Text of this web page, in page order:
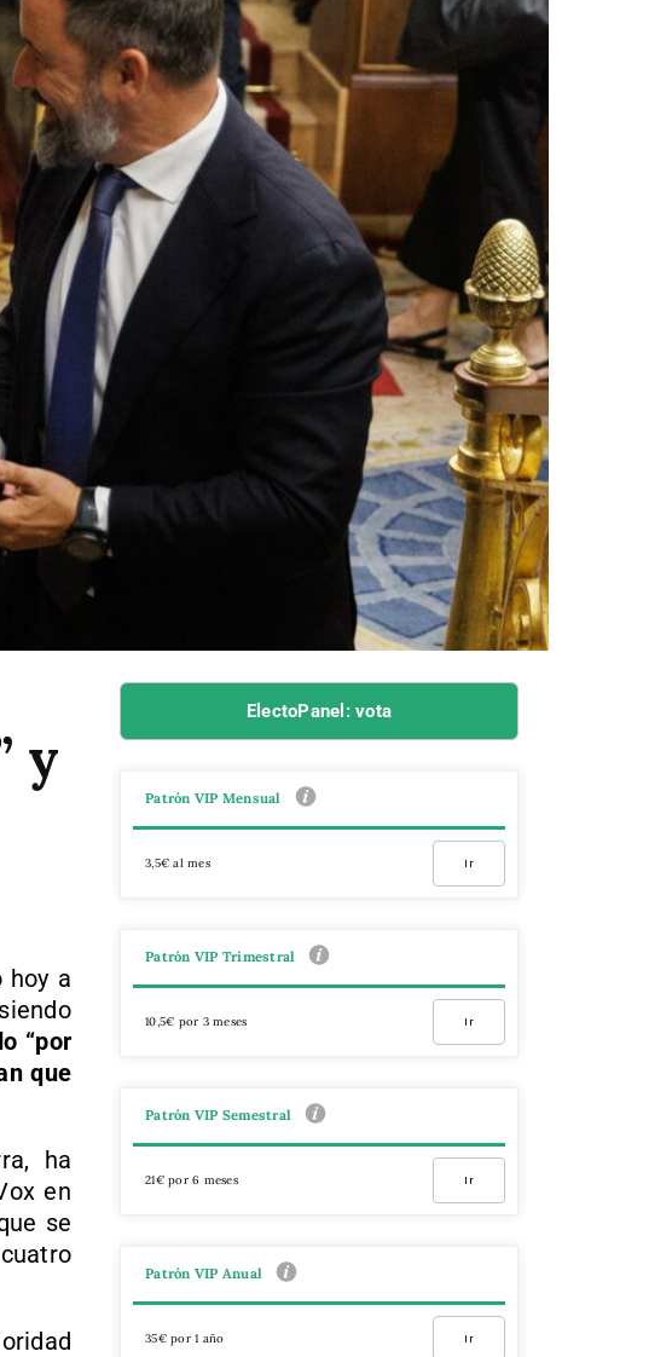
y
hoy a
“por
que
ha
en
se
ElectoPanel: vota
Patrón VIP Mensual
3,5€ al mes Ir
Patrón VIP Trimestral
10,5€ por 3 meses Ir
Patrón VIP Semestral
21€ por 6 meses Ir
Patrón VIP Anual
35€ por 1 año Ir